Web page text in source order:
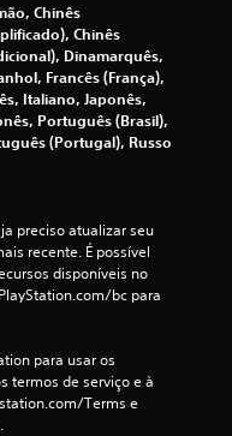
Chinês
Chinês
Dinamarquês,
Francês (França),
Italiano, Japonês,
Português (Brasil),
(Portugal), Russo
preciso atualizar seu
recente. É possível
disponíveis no
bc para
para usar os
termos de serviço e à
Terms e